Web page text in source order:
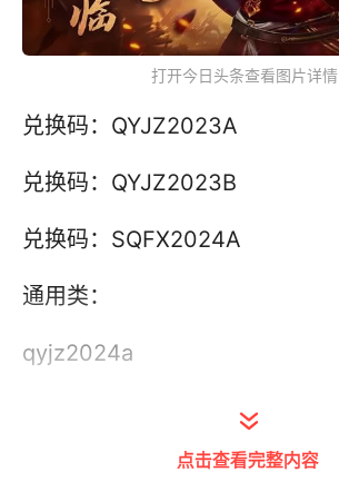
打开今日头条查看图片详情
兑换码：QYJZ2023A
兑换码：QYJZ2023B
兑换码：SQFX2024A
通用类：
qyjz2024a
点击查看完整内容